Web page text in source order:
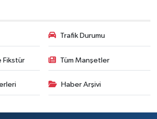
Trafik Durumu
Fikstür Tüm Manşetler
Haber Arşivi